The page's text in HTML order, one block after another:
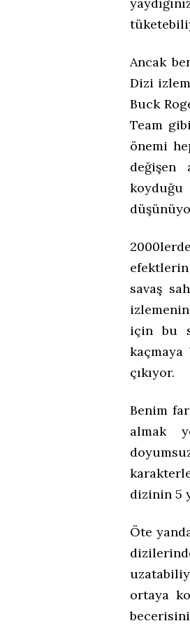
Ancak
Dizi
Buck
Team
önemi
değişen
koyduğu
efektlerin
savaş
için bu
çıkıyor.
Benim
almak
dizinin 5
Öte
ortaya